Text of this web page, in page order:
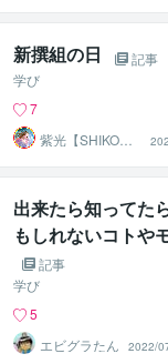
新撰組の日
記事
学び
7
紫光【SHIKO】
遠隔透視鑑定士
出来たら知ってた
もしれないコトや
記事
学び
5
エビグラたん
2022/